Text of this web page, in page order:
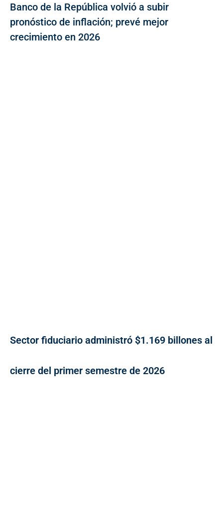
Banco de la República volvió a subir
pronóstico de inflación; prevé mejor
crecimiento en 2026
Sector fiduciario administró $1.169 billones al
cierre del primer semestre de 2026